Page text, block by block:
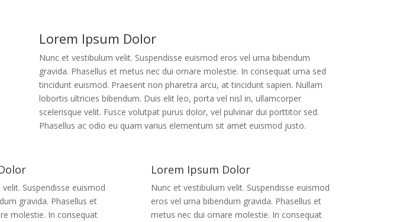
Lorem Ipsum Dolor
Nunc et vestibulum velit. Suspendisse euismod eros vel urna bibendum
gravida. Phasellus et metus nec dui ornare molestie. In consequat urna sed
tincidunt euismod. Praesent non pharetra arcu, at tincidunt sapien. Nullam
lobortis ultricies bibendum. Duis elit leo, porta vel nisl in, ullamcorper
scelerisque velit. Fusce volutpat purus dolor, vel pulvinar dui porttitor sed.
Phasellus ac odio eu quam varius elementum sit amet euismod justo.
Suspendisse euismod
gravida. Phasellus et
molestie. In consequat
Lorem Ipsum Dolor
Nunc et vestibulum velit. Suspendisse euismod
eros vel urna bibendum gravida. Phasellus et
metus nec dui ornare molestie. In consequat